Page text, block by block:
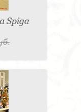
Spiga